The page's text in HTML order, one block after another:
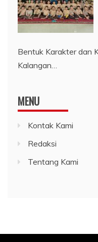
Bentuk Karakter dan
Kalangan…
MENU
Kontak Kami
Redaksi
Tentang Kami